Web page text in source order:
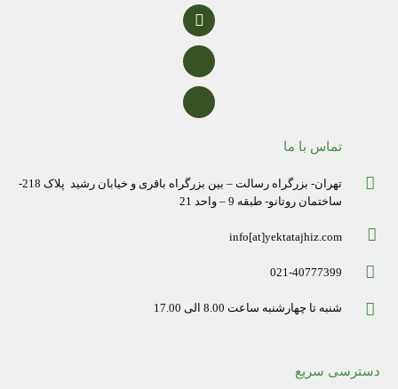
تماس با ما
تهران- بزرگراه رسالت – بین بزرگراه باقری و خیابان رشید پلاک 218-
ساختمان روتانو- طبقه 9 – واحد 21
info[at]yektatajhiz.com
021-40777399
شنبه تا چهارشنبه ساعت 8.00 الی 17.00
دسترسی سریع